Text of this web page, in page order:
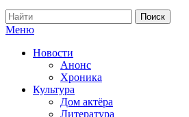
Меню
Новости
Анонс
Хроника
Культура
Дом актёра
Литература